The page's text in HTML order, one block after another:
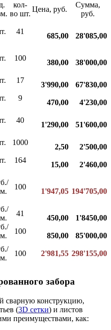
кол-
во шт.
Цена, руб.
Сумма,
руб.
41
685,00
28'085,00
100
380,00
38'000,00
17
3'990,00
67'830,00
9
470,00
4'230,00
40
1'290,00
51'600,00
1000
2,50
2'500,00
164
15,00
2'460,00
100
1'947,05 194'705,00
41
450,00
1'8450,00
100
850,00
85'000,00
100 2'981,55 298'155,00
забора
сварную конструкцию,
(3D сетки) и листов
преимуществами, как: